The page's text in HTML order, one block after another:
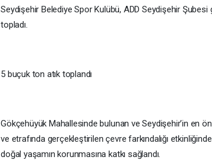
Seydişehir Belediye Spor Kulübü, ADD Seydişehir
topladı.
5 buçuk ton atık toplandı
Gökçehüyük Mahallesinde bulunan ve Seydişehir’in en
ve etrafında gerçekleştirilen çevre farkındalığı
doğal yaşamın korunmasına katkı sağlandı.